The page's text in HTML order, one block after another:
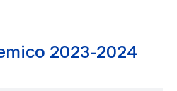
2023-2024